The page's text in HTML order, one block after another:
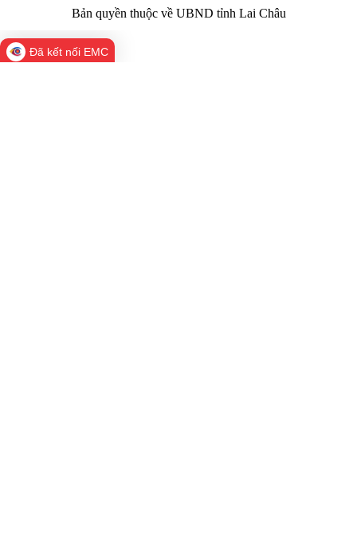
Bản quyền thuộc về UBND tỉnh Lai Châu
Đã kết nối EMC